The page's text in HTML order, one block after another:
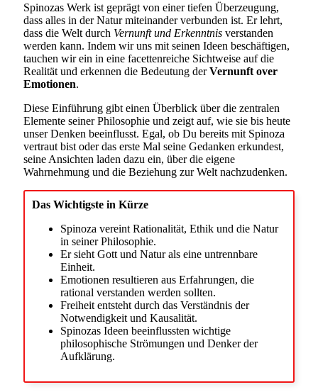
Spinozas Werk ist geprägt von einer tiefen Überzeugung,
dass alles in der Natur miteinander verbunden ist. Er lehrt,
dass die Welt durch Vernunft und Erkenntnis verstanden
werden kann. Indem wir uns mit seinen Ideen beschäftigen,
tauchen wir ein in eine facettenreiche Sichtweise auf die
Realität und erkennen die Bedeutung derVernunft over
Emotionen.
Diese Einführung gibt einen Überblick über die zentralen
Elemente seiner Philosophie und zeigt auf, wie sie bis heute
unser Denken beeinflusst. Egal, ob Du bereits mit Spinoza
vertraut bist oder das erste Mal seine Gedanken erkundest,
seine Ansichten laden dazu ein, über die eigene
Wahrnehmung und die Beziehung zur Welt nachzudenken.
Das Wichtigste in Kürze
Spinoza vereint Rationalität, Ethik und die Natur
in seiner Philosophie.
Er sieht Gott und Natur als eine untrennbare
Einheit.
Emotionen resultieren aus Erfahrungen, die
rational verstanden werden sollten.
Freiheit entsteht durch das Verständnis der
Notwendigkeit und Kausalität.
Spinozas Ideen beeinflussten wichtige
philosophische Strömungen und Denker der
Aufklärung.